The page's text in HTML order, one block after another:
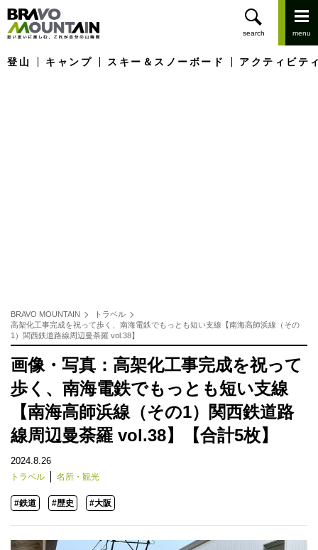
登山 キャンプ スキー＆スノーボード アクティビテ
BRAVO MOUNTAIN
トラベル
高架化工事完成を祝って歩く、南海電鉄でもっとも短い支線【南海高師浜線（その
1）関西鉄道路線周辺曼荼羅 vol.38】
画像・写真：高架化工事完成を祝って
歩く、南海電鉄でもっとも短い支線
【南海高師浜線（その1）関西鉄道路
線周辺曼荼羅 vol.38】【合計5枚】
2024.8.26
トラベル 名所・観光
#鉄道 #歴史 #大阪